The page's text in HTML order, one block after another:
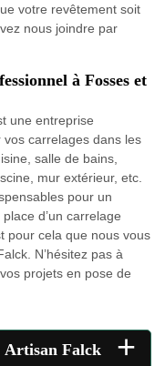
votre revêtement soit
nous joindre par
à Fosses et
une entreprise
carrelages dans les
salle de bains,
mur extérieur, etc.
pour un
d’un carrelage
pour cela que nous vous
N’hésitez pas à
projets en pose de
Artisan Falck
+